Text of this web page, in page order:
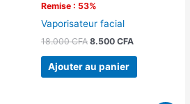
Remise : 53%
Vaporisateur facial
18.000CFA 8.500 CFA
Ajouter au panier